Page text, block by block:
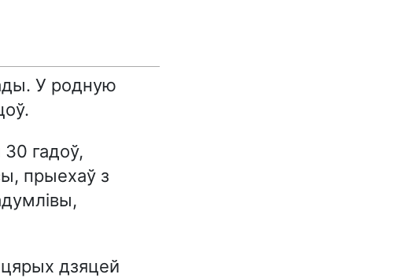
У родную
гадоў,
прыехаў з
дзяцей